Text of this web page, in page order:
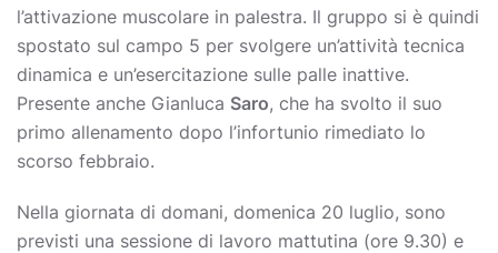
l’attivazione muscolare in palestra. Il gruppo si è quindi
spostato sul campo 5 per svolgere un’attività tecnica
dinamica e un’esercitazione sulle palle inattive.
Presente anche Gianluca Saro, che ha svolto il suo
primo allenamento dopo l’infortunio rimediato lo
scorso febbraio.
Nella giornata di domani, domenica 20 luglio, sono
previsti una sessione di lavoro mattutina (ore 9.30) e